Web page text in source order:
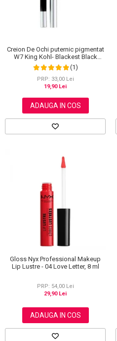
Creion De Ochi puternic pigmentat
W7 King Kohl- Blackest Black
(Negru) (1)
PRP: 33,00 Lei
19,90 Lei
ADAUGA IN COS
Gloss Nyx Professional Makeup
Lip Lustre - 04 Love Letter, 8 ml
PRP: 54,00 Lei
29,90 Lei
ADAUGA IN COS